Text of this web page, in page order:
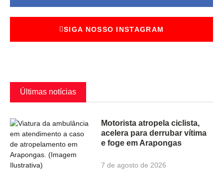
SIGA NOSSO INSTAGRAM
Últimas notícias
Motorista atropela ciclista,
acelera para derrubar vítima
e foge em Arapongas
7 de agosto de 2026